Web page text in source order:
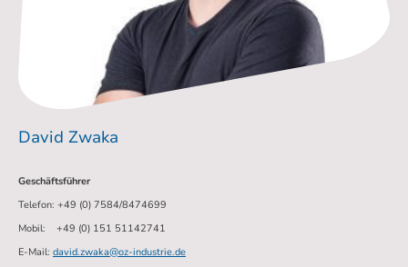
David Zwaka
Geschäftsführer
Telefon: +49 (0) 7584/8474699
Mobil: +49 (0) 151 51142741
E-Mail: david.zwaka@oz-industrie.de